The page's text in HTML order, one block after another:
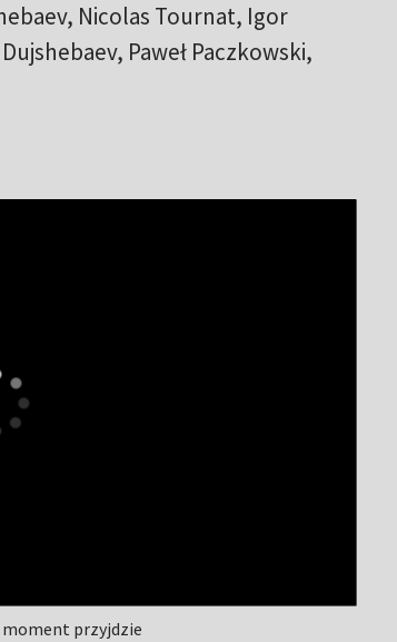
Nicolas Tournat, Igor
Paweł Paczkowski,
moment przyjdzie